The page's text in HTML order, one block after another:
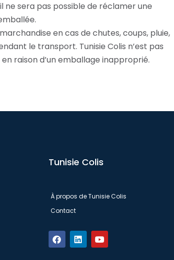
ne sera pas possible de réclamer une
en cas de chutes, coups, pluie,
le transport. Tunisie Colis n’est pas
raison d’un emballage inapproprié.
Tunisie Colis
À propos de Tunisie Colis
Contact